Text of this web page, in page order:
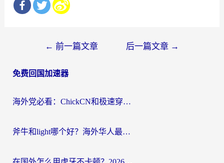
导
← 前一篇文章 后一篇文章 →
免费回国加速器
海外党必看：ChickCN和极速穿梭VPN好用吗？3招教你选对回国加速器无缝刷国内资源
斧牛和light哪个好？海外华人最关心的回国加速器选择难题，一篇讲透